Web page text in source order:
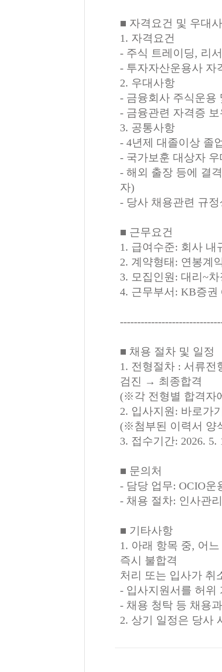
■ 자격요건 및 우대
1. 자격요건
- 주식 트레이딩, 리
- 투자자산운용사 자
2. 우대사항
- 금융회사 주식운용
- 금융관련 자격증
3. 공통사항
- 4년제 대졸이상 졸
- 국가보훈 대상자 우
- 해외 출장 등에 결
자)
- 당사 채용관련 규
■ 근무요건
1. 급여수준: 회사
2. 계약형태: 연봉계
3. 모집인원: 대리~
4. 근무부서: KB증권
■ 채용 절차 및 일정
1. 전형절차 : 서류
검진 → 최종합격
(※각 전형별 합격자
2. 입사지원: 바로가
(※첨부된 이력서 양
3. 접수기간: 2026. 5.
■ 문의처
- 담당 업무: OCIO운
- 채용 절차: 인사관
■ 기타사항
1. 아래 항목 중, 어
즉시 불합격
처리 또는 입사가 취
- 입사지원서를 허위
- 채용 청탁 등 채용
2. 상기 일정은 당사